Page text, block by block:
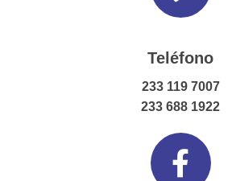
Teléfono
233 119 7007
233 688 1922